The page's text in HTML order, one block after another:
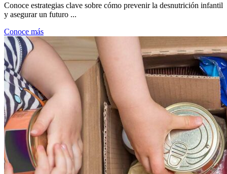
Conoce estrategias clave sobre cómo prevenir la desnutrición infantil
y asegurar un futuro ...
Conoce más